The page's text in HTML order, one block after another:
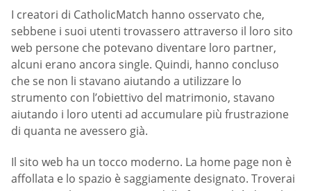
I creatori di CatholicMatch hanno osservato che,
sebbene i suoi utenti trovassero attraverso il loro sito
web persone che potevano diventare loro partner,
alcuni erano ancora single. Quindi, hanno concluso
che se non li stavano aiutando a utilizzare lo
strumento con l’obiettivo del matrimonio, stavano
aiutando i loro utenti ad accumulare più frustrazione
di quanta ne avessero già.
Il sito web ha un tocco moderno. La home page non è
affollata e lo spazio è saggiamente designato. Troverai